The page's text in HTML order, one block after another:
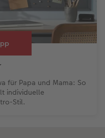
für Papa und Mama: So
individuelle
Stil.